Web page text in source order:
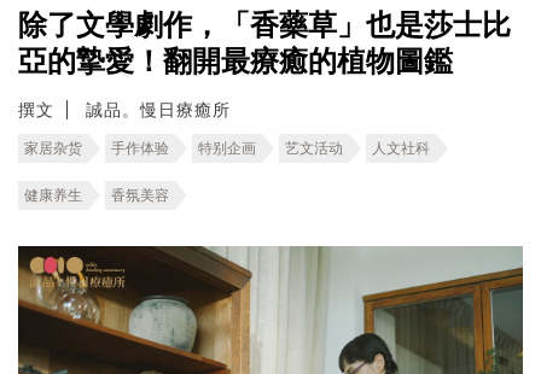
除了文學劇作，「香藥草」也是莎士比
亞的摯愛！翻開最療癒的植物圖鑑
撰文 誠品。慢日療癒所
家居杂货 手作体验 特别企画 艺文活动 人文社科
健康养生 香氛美容